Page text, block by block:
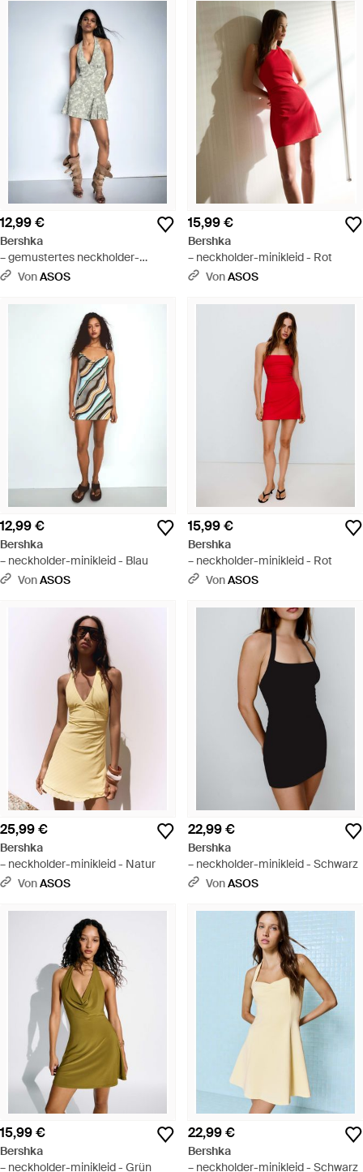
12,99 €
Bershka
– gemustertes neckholder-
minikleid - Blau
VonASOS
15,99 €
Bershka
– neckholder-minikleid - Rot
VonASOS
12,99 €
Bershka
– neckholder-minikleid - Blau
VonASOS
15,99 €
Bershka
– neckholder-minikleid - Rot
VonASOS
25,99 €
Bershka
– neckholder-minikleid - Natur
VonASOS
22,99 €
Bershka
– neckholder-minikleid - Schwarz
VonASOS
15,99 €
Bershka
– neckholder-minikleid - Grün
22,99 €
Bershka
– neckholder-minikleid - Schwarz